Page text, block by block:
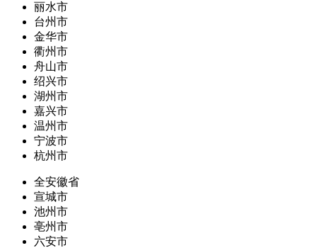
丽水市
台州市
金华市
衢州市
舟山市
绍兴市
湖州市
嘉兴市
温州市
宁波市
杭州市
全安徽省
宣城市
池州市
亳州市
六安市